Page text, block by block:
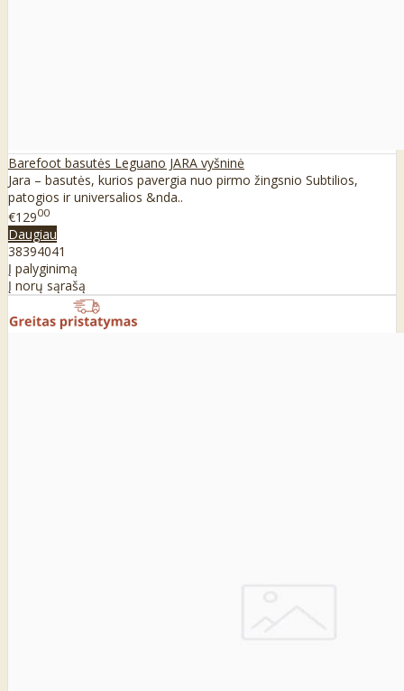
Barefoot basutės Leguano JARA vyšninė
Jara – basutės, kurios pavergia nuo pirmo žingsnio Subtilios,
patogios ir universalios &nda..
€12900
Daugiau
38394041
Į palyginimą
Į norų sąrašą